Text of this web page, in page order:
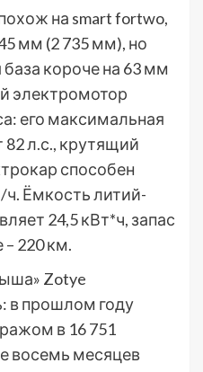
на smart fortwo,
мм (2 735 мм), но
короче на 63 мм
электромотор
его максимальная
л.с., крутящий
способен
ч. Ёмкость литий-
24,5 кВт*ч, запас
– 220 км.
Zotye
в прошлом году
в 16 751
восемь месяцев